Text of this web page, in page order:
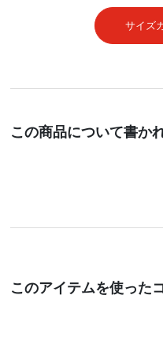
サイズ
この商品について書か
このアイテムを使った